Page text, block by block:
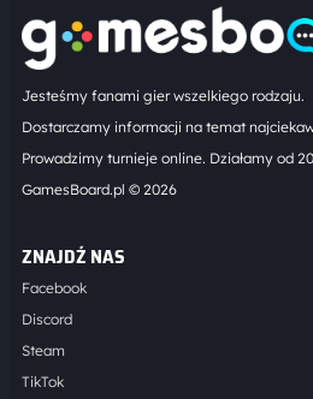
Jesteśmy fanami gier wszelkiego rodzaju.
Dostarczamy informacji na temat
Prowadzimy turnieje online. Działamy od
GamesBoard.pl © 2026
ZNAJDŹ NAS
Facebook
Discord
Steam
TikTok